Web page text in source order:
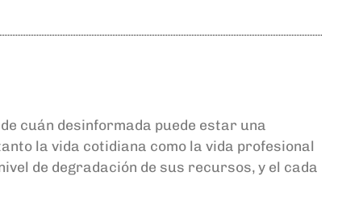
cuán desinformada puede estar una
anto la vida cotidiana como la vida profesional
de degradación de sus recursos, y el cada